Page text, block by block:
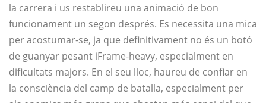
la carrera i us restablireu una animació de bon
funcionament un segon després. Es necessita una mica
per acostumar-se, ja que definitivament no és un botó
de guanyar pesant iFrame-heavy, especialment en
dificultats majors. En el seu lloc, haureu de confiar en
la consciència del camp de batalla, especialment per